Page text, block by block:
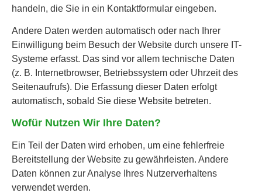
handeln, die Sie in ein Kontaktformular eingeben.
Andere Daten werden automatisch oder nach Ihrer
Einwilligung beim Besuch der Website durch unsere IT-
Systeme erfasst. Das sind vor allem technische Daten
(z. B. Internetbrowser, Betriebssystem oder Uhrzeit des
Seitenaufrufs). Die Erfassung dieser Daten erfolgt
automatisch, sobald Sie diese Website betreten.
Wofür Nutzen Wir Ihre Daten?
Ein Teil der Daten wird erhoben, um eine fehlerfreie
Bereitstellung der Website zu gewährleisten. Andere
Daten können zur Analyse Ihres Nutzerverhaltens
verwendet werden.